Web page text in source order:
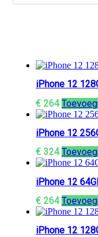
iPhone 12
€ 264
iPhone 12
€ 324
iPhone 12
€ 264
iPhone 12